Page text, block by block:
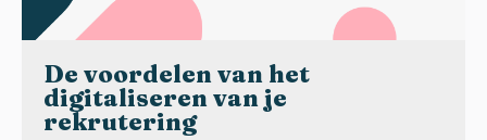
De voordelen van het
digitaliseren van je
rekrutering